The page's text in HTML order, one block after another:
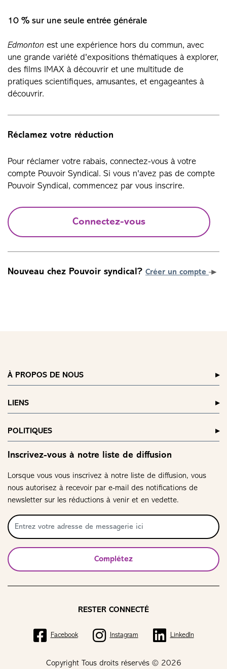
10 % sur une seule entrée générale
Edmonton est une expérience hors du commun, avec
une grande variété d'expositions thématiques à explorer,
des films IMAX à découvrir et une multitude de
pratiques scientifiques, amusantes, et engageantes à
découvrir.
Réclamez votre réduction
Pour réclamer votre rabais, connectez-vous à votre
compte Pouvoir Syndical. Si vous n'avez pas de compte
Pouvoir Syndical, commencez par vous inscrire.
Connectez-vous
Nouveau chez Pouvoir syndical? Créer un compte
À PROPOS DE NOUS
LIENS
POLITIQUES
Inscrivez-vous à notre liste de diffusion
Lorsque vous vous inscrivez à notre liste de diffusion, vous
nous autorisez à recevoir par e-mail des notifications de
newsletter sur les réductions à venir et en vedette.
Complétez
Copyright Tous droits réservés © 2026
RESTER CONNECTÉ
Facebook Instagram LinkedIn